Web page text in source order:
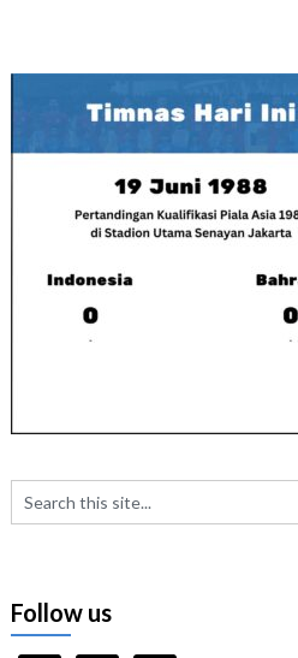
Follow us